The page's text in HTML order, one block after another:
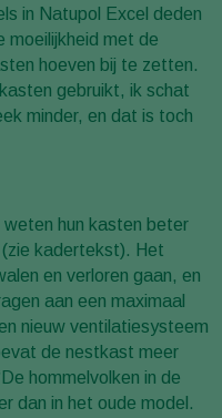
in Natupol Excel deden
moeilijkheid met de
hoeven bij te zetten.
gebruikt, ik schat
minder, en dat is toch
weten hun kasten beter
kadertekst). Het
en verloren gaan, en
aan een maximaal
nieuw ventilatiesysteem
de nestkast meer
hommelvolken in de
dan in het oude model.